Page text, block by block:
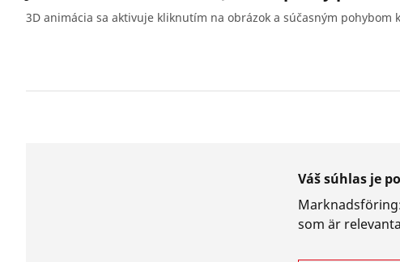
3D animácia sa aktivuje kliknutím na obrázok a súčasným pohybom
Váš súhlas je
Marknadsföring
som är